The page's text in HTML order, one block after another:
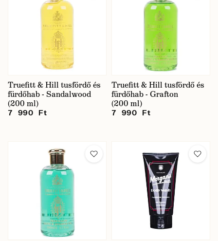
Truefitt & Hill tusfördő és
fürdőhab - Sandalwood
(200 ml)
7 990 Ft
Truefitt & Hill tusfördő és
fürdőhab - Grafton
(200 ml)
7 990 Ft